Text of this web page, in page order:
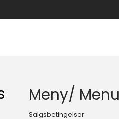
Meny/ Menu
Salgsbetingelser